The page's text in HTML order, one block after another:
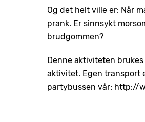
Og det helt ville er: Når
prank. Er sinnsykt
brudgommen?
Denne aktiviteten
aktivitet. Egen transport
partybussen vår: http://